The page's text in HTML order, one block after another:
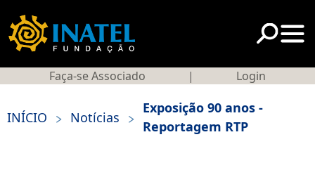
Faça-se Associado | Login
INÍCIO > Notícias > Exposição 90 anos -
Reportagem RTP